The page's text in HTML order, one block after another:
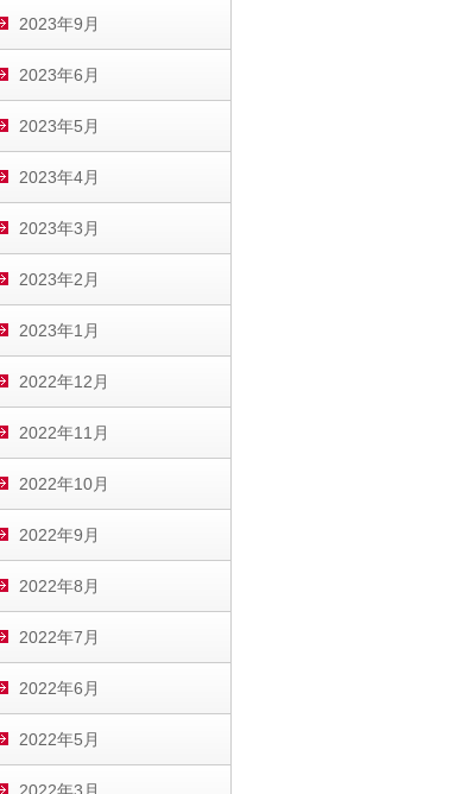
2023年9月
2023年6月
2023年5月
2023年4月
2023年3月
2023年2月
2023年1月
2022年12月
2022年11月
2022年10月
2022年9月
2022年8月
2022年7月
2022年6月
2022年5月